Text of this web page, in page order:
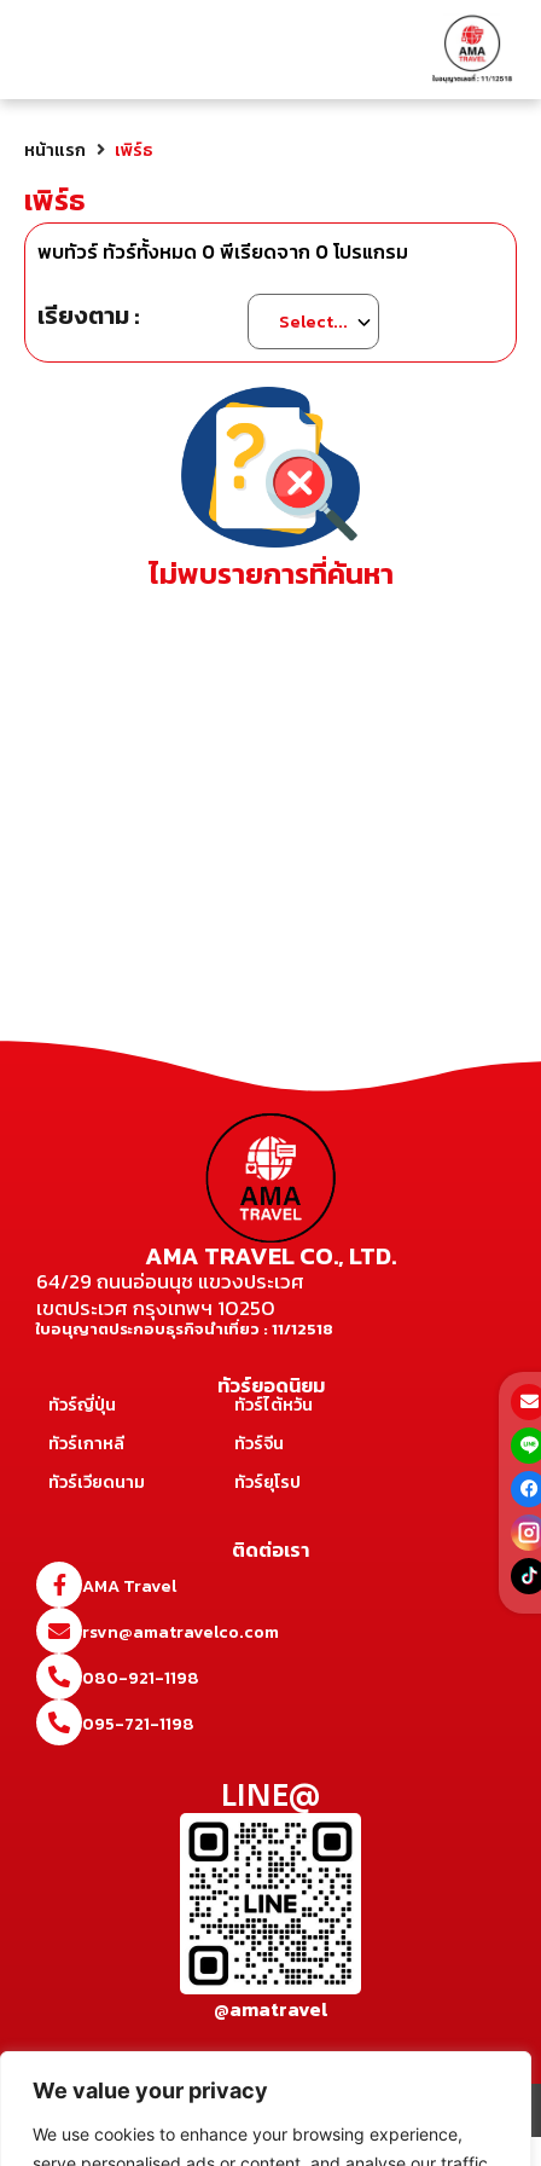
We value your privacy
We use cookies to enhance your browsing experience,
หน้าแรก เพิร์ธ
เพิร์ธ
พบทัวร์ ทัวร์ทั้งหมด 0พีเรียดจาก 0โปรแกรม
เรียงตาม :
ไม่พบรายการที่ค้นหา
AMA TRAVEL CO., LTD.
64/29 ถนนอ่อนนุช แขวงประเวศ
เขตประเวศ กรุงเทพฯ 10250
ใบอนุญาตประกอบธุรกิจนำเที่ยว : 11/12518
ทัวร์ยอดนิยม
ทัวร์ญี่ปุ่น
ทัวร์เกาหลี
ทัวร์เวียดนาม
ทัวร์ไต้หวัน
ทัวร์จีน
ทัวร์ยุโรป
ติดต่อเรา
AMA Travel
rsvn@amatravelco.com
080-921-1198
095-721-1198
LINE@
@amatravel
© 2026 AMA TRAVEL CO., LTD. All rights reserved.